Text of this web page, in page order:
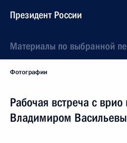
Президент России
Материалы по выбранной
Фотографии
Рабочая встреча с
Владимиром